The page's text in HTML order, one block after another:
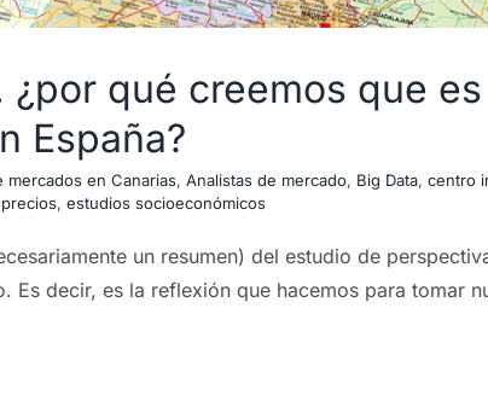
qué creemos que
España?
mercados en Canarias, Analistas de mercado, Big Data, centro
, estudios socioeconómicos
un resumen) del estudio de
Es decir, es la reflexión que hacemos para tomar